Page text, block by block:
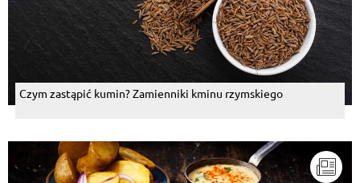
Czym zastąpić kumin? Zamienniki kminu rzymskiego